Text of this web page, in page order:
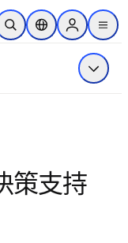
內容
公開搜尋位置選擇器Sign in to
menu
顯示選
策支持